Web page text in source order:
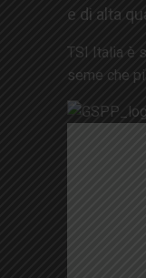
e di alta
TSI Italia è
seme che